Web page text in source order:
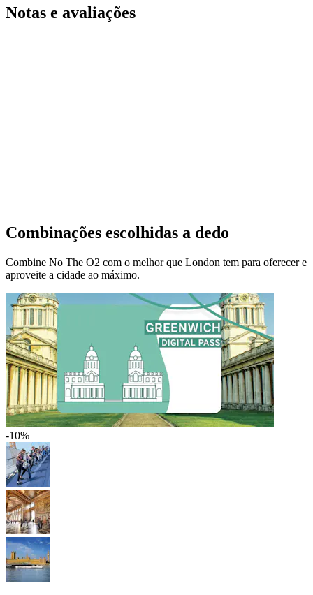
Notas e avaliações
Combinações escolhidas a dedo
Combine No The O2 com o melhor que London tem para oferecer e
aproveite a cidade ao máximo.
-10%